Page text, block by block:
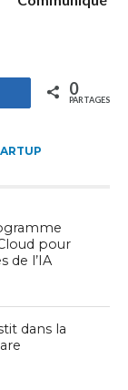
Partagez 0
PARTAGES
pour
de l’IA
dans la